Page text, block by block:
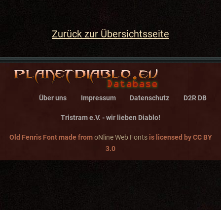
Zurück zur Übersichtsseite
Über uns Impressum Datenschutz D2R DB
Tristram e.V. - wir lieben Diablo!
Old Fenris Font made fromoNline Web Fontsis licensed by CC BY
3.0